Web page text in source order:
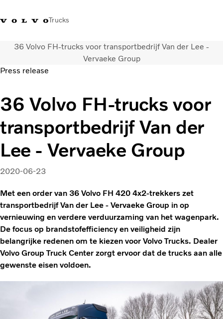
Trucks
ContactKennis vergrotenMerchandiseInloggenNederland
CO2-reductie
Trucks
Truck Builder
Services
Dealer locator
Nieuws
Over ons
36 Volvo FH-trucks voor transportbedrijf Van der Lee -
Vervaeke Group
Press release
36 Volvo FH-trucks voor
transportbedrijf Van der
Lee - Vervaeke Group
2020-06-23
Met een order van 36 Volvo FH 420 4x2-trekkers zet
transportbedrijf Van der Lee - Vervaeke Group in op
vernieuwing en verdere verduurzaming van het wagenpark.
De focus op brandstofefficiency en veiligheid zijn
belangrijke redenen om te kiezen voor Volvo Trucks. Dealer
Volvo Group Truck Center zorgt ervoor dat de trucks aan alle
gewenste eisen voldoen.